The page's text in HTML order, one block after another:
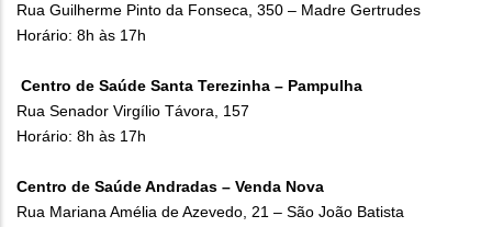
Rua Guilherme Pinto da Fonseca, 350 – Madre Gertrudes
Horário: 8h às 17h
Centro de Saúde Santa Terezinha – Pampulha
Rua Senador Virgílio Távora, 157
Horário: 8h às 17h
Centro de Saúde Andradas – Venda Nova
Rua Mariana Amélia de Azevedo, 21 – São João Batista